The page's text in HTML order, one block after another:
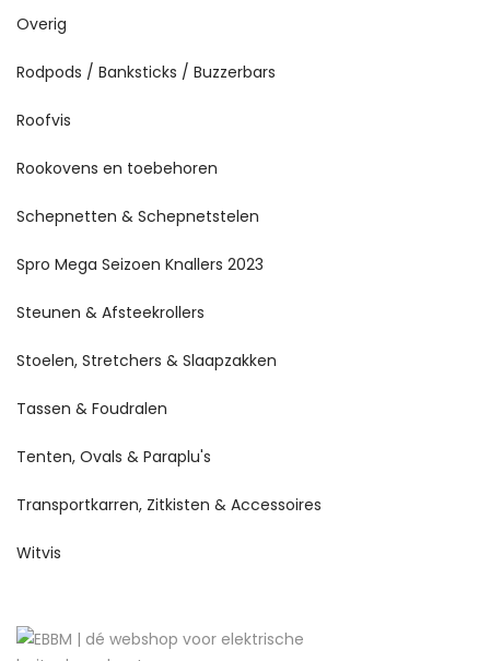
Overig
Rodpods / Banksticks / Buzzerbars
Roofvis
Rookovens en toebehoren
Schepnetten & Schepnetstelen
Spro Mega Seizoen Knallers 2023
Steunen & Afsteekrollers
Stoelen, Stretchers & Slaapzakken
Tassen & Foudralen
Tenten, Ovals & Paraplu's
Transportkarren, Zitkisten & Accessoires
Witvis